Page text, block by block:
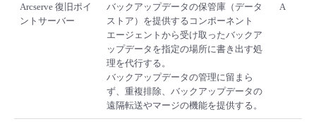
Arcserve 復旧ポイ
ントサーバー
バックアップデータの保管庫（データ
ストア）を提供するコンポーネント
エージェントから受け取ったバックア
ップデータを指定の場所に書き出す処
理を代行する。
バックアップデータの管理に留まら
ず、重複排除、バックアップデータの
遠隔転送やマージの機能を提供する。
A